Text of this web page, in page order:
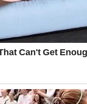
26 cm tako da ga
Ulijte smjesu u
Da se ohladi,
preko noći.
razdoblje
to vrijeme.